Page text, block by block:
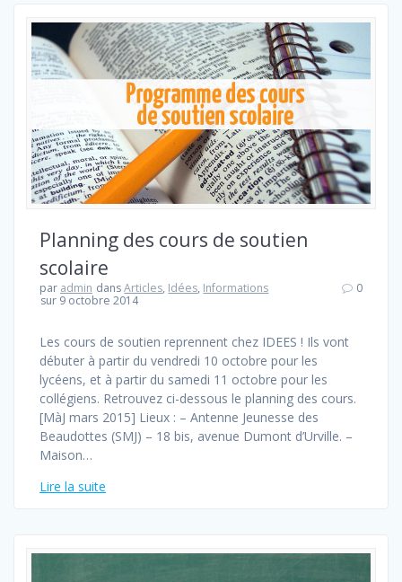
Planning des cours de soutien
scolaire
par admin dansArticles, Idées, Informations
sur 9 octobre 2014
0
Les cours de soutien reprennent chez IDEES ! Ils vont
débuter à partir du vendredi 10 octobre pour les
lycéens, et à partir du samedi 11 octobre pour les
collégiens. Retrouvez ci-dessous le planning des cours.
[MàJ mars 2015] Lieux : – Antenne Jeunesse des
Beaudottes (SMJ) – 18 bis, avenue Dumont d’Urville. –
Maison…
Lire la suite